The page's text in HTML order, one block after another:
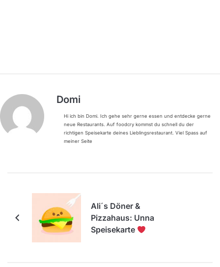
Domi
Hi ich bin Domi. Ich gehe sehr gerne essen und entdecke gerne
neue Restaurants. Auf foodcry kommst du schnell du der
richtigen Speisekarte deines Lieblingsrestaurant. Viel Spass auf
meiner Seite
Ali´s Döner &
Pizzahaus: Unna
Speisekarte